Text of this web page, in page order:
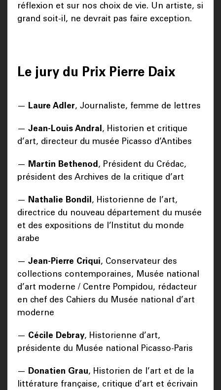
réflexion et sur nos choix de vie. Un artiste, si
grand soit-il, ne devrait pas faire exception.
Le jury du Prix Pierre Daix
— Laure Adler, Journaliste, femme de lettres
— Jean-Louis Andral , Historien et critique
d’art, directeur du musée Picasso d’Antibes
— Martin Bethenod , Président du Crédac,
président des Archives de la critique d’art
— Nathalie Bondil , Historienne de l’art,
directrice du nouveau département du musée
et des expositions de l’Institut du monde
arabe
— Jean-Pierre Criqui, Conservateur des
collections contemporaines, Musée national
d’art moderne / Centre Pompidou, rédacteur
en chef des Cahiers du Musée national d’art
moderne
— Cécile Debray, Historienne d’art,
présidente du Musée national Picasso-Paris
— Donatien Grau, Historien de l’art et de la
littérature française, critique d’art et écrivain